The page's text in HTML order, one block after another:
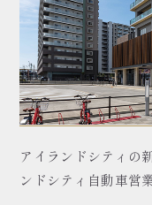
アイランドシティの
ンドシティ自動車営